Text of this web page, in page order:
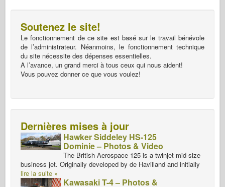
Soutenez le site!
Le fonctionnement de ce site est basé sur le travail bénévole
de l’administrateur. Néanmoins, le fonctionnement technique
du site nécessite des dépenses essentielles.
A l’avance, un grand merci à tous ceux qui nous aident!
Vous pouvez donner ce que vous voulez!
Dernières mises à jour
Hawker Siddeley HS-125
Dominie – Photos & Video
The British Aerospace 125 is a twinjet mid-size
business jet. Originally developed by de Havilland and initially
lire la suite »
Kawasaki T-4 – Photos &